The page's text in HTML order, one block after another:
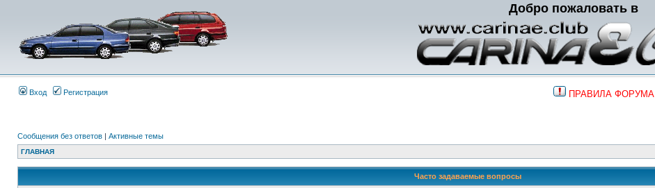
Добро пожаловать в
Вход Регистрация ПРАВИЛА ФОРУМА
Сообщения без ответов | Активные темы
ГЛАВНАЯ
Часто задаваемые вопросы